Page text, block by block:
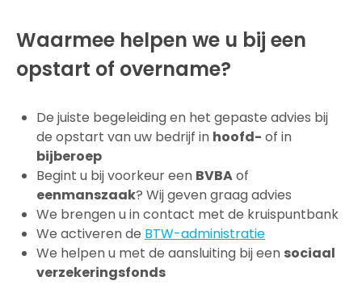
Waarmee helpen we u bij een
opstart of overname?
De juiste begeleiding en het gepaste advies bij
de opstart van uw bedrijf in hoofd- of in
bijberoep
Begint u bij voorkeur een BVBAof
eenmanszaak? Wij geven graag advies
We brengen u in contact met de kruispuntbank
We activeren de BTW-administratie
We helpen u met de aansluiting bij een sociaal
verzekeringsfonds